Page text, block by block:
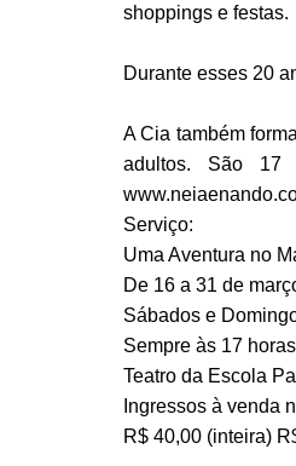
shoppings e festas.
Durante esses 20
A Cia também
adultos. São
Serviço:
Uma Aventura no
De 16 a 31 de
Sábados e
Sempre às 17 horas
Teatro da Escola
Ingressos à venda
R$ 40,00 (inteira)